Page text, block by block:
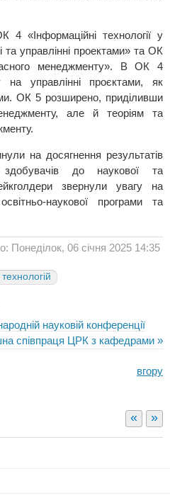
4 «Інформаційні технології у
та управлінні проектами» та ОК
менеджменту». В ОК 4
на управлінні проєктами, як
ОК 5 розширено, приділивши
але й теоріям та
на досягнення результатів
до наукової та
звернули увагу на
наукової програми та
Понеділок, 06 січня 2025 14:35
науковій конференції
співпраця ЦРК з кафедрами »
вгору
« »